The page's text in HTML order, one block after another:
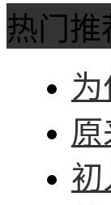
热门推
初